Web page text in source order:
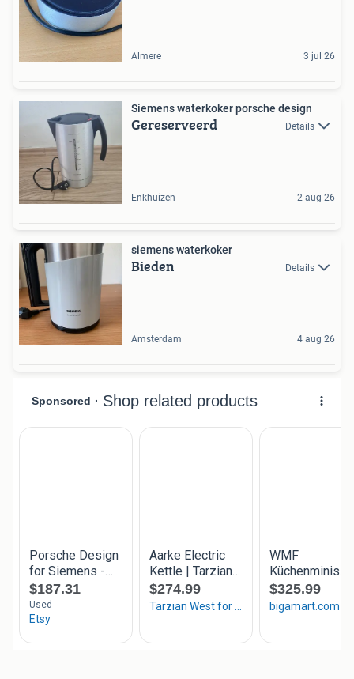
Almere 3 jul 26
Siemens waterkoker porsche design
Gereserveerd Details
Enkhuizen 2 aug 26
siemens waterkoker
Bieden Details
Amsterdam 4 aug 26